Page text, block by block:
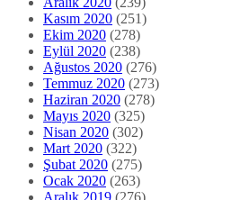
Kasım 2020 (251)
Ekim 2020 (278)
Eylül 2020 (238)
Ağustos 2020 (276)
Temmuz 2020 (273)
Haziran 2020 (278)
Mayıs 2020 (325)
Nisan 2020 (302)
Mart 2020 (322)
Şubat 2020 (275)
Ocak 2020 (263)
Aralık 2019 (276)